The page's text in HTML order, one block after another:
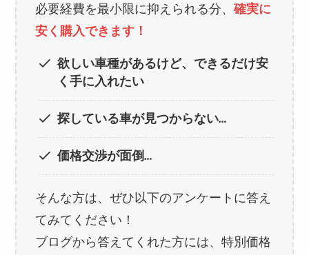
必要経費を最小限に抑えられる分、確実に
安く購入できます！
欲しい車種があるけど、できるだけ安
く手に入れたい
探している車が見つからない…
価格交渉が面倒…
そんな方は、ぜひ以下のアンケートに答え
てみてください！
ブログから答えてくれた方には、特別価格